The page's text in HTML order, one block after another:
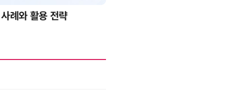
증하는 AI 토큰 비용 관리 전략